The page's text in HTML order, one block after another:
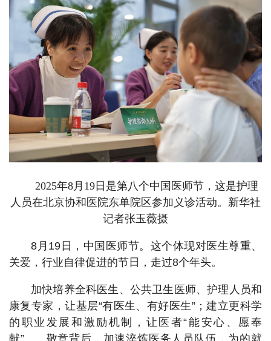
2025年8月19日是第八个中国医师节，这是护理
人员在北京协和医院东单院区参加义诊活动。新华社
记者张玉薇摄
8月19日，中国医师节。这个体现对医生尊重、
关爱，行业自律促进的节日，走过8个年头。
加快培养全科医生、公共卫生医师、护理人员和
康复专家，让基层“有医生、有好医生”；建立更科学
的职业发展和激励机制，让医者“能安心、愿奉
献”……敬意背后，加速淬炼医务人员队伍，为的就